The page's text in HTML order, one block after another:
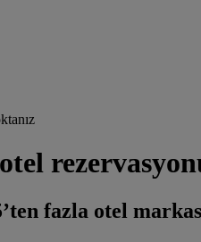
fazla otel